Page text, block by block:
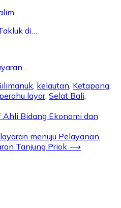
di…
, kelautan, Ketapang,
perahu layar, Selat Bali,
Bidang Ekonomi dan
menuju Pelayanan
Tanjung Priok ⟶